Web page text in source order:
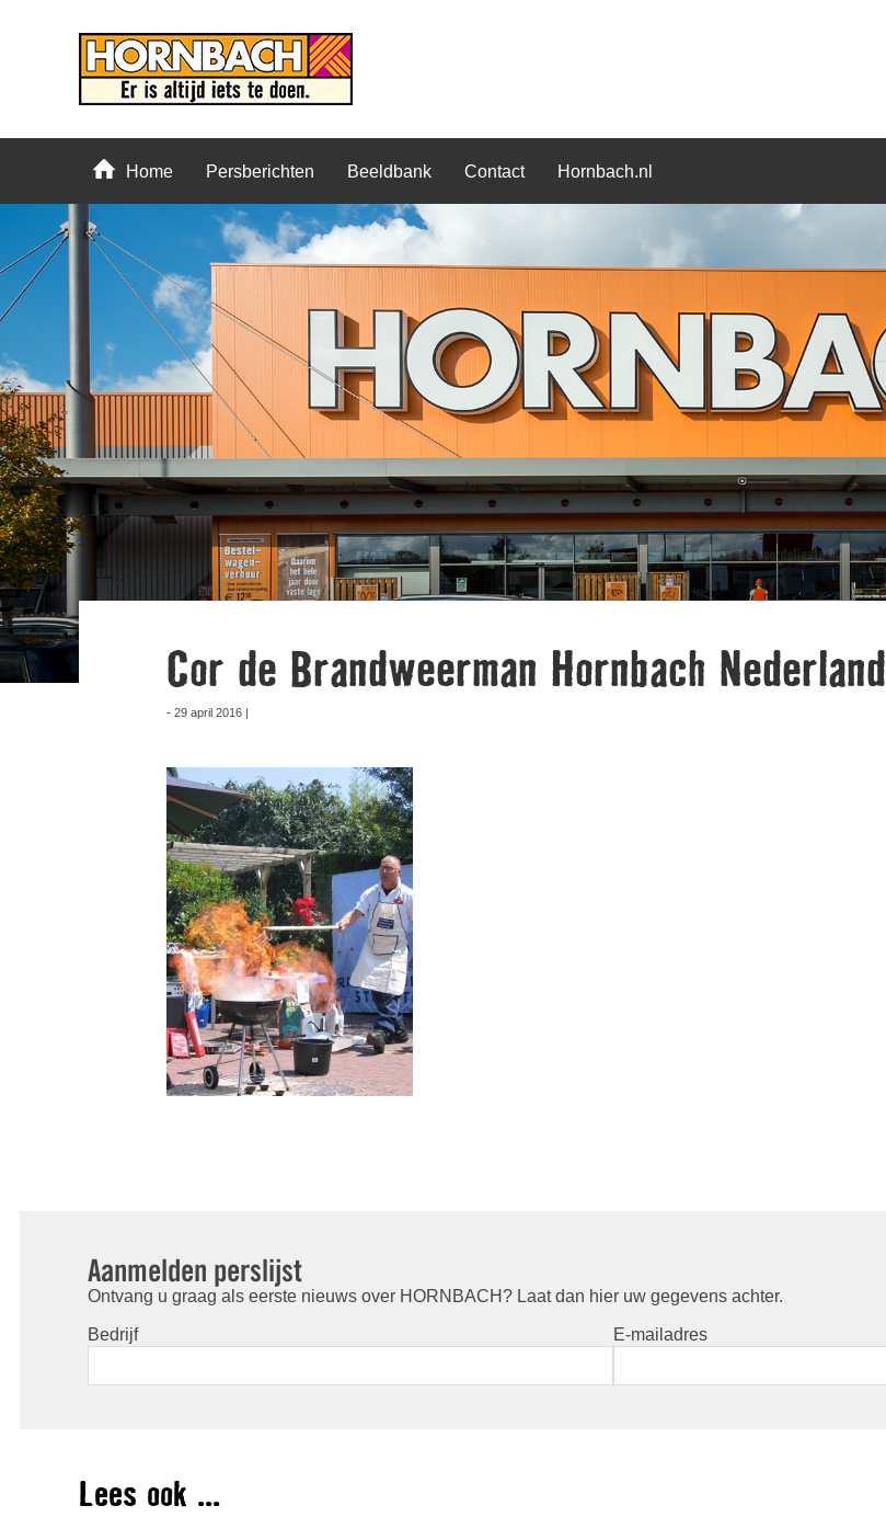
Home Persberichten Beeldbank Contact Hornbach.nl
Cor de Brandweerman Hornbach Nederland
- 29 april 2016 |
Aanmelden perslijst
Ontvang u graag als eerste nieuws over HORNBACH? Laat dan hier uw gegevens achter.
Bedrijf E-mailadres
Lees ook ...